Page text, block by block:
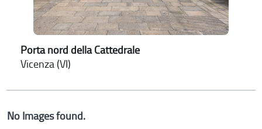
Porta nord della Cattedrale
Vicenza (VI)
No Images found.